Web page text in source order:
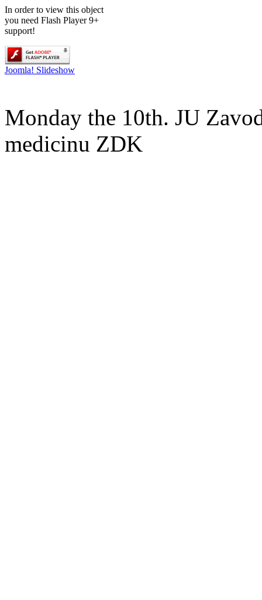
In order to view this object
you need Flash Player 9+
support!
Joomla! Slideshow
Monday the 10th. JU
medicinu ZDK